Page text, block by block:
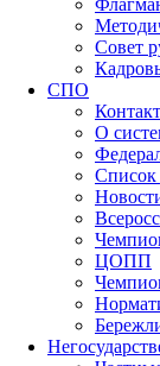
Совет
СПО
О
ЦОПП